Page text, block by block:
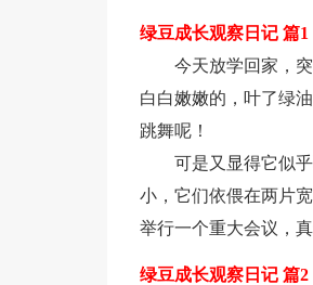
绿豆成长观察日记 篇1
今天放学回家，
白白嫩嫩的，叶了绿
跳舞呢！
可是又显得它似
小，它们依偎在两片
举行一个重大会议，
绿豆成长观察日记 篇2